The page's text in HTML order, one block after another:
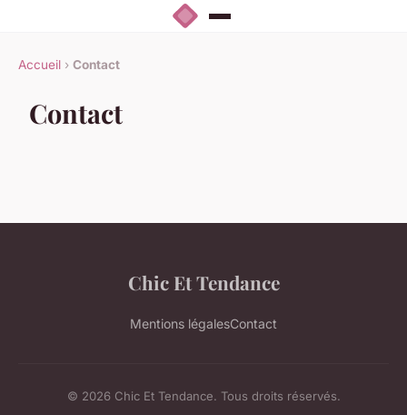
Accueil › Contact
Contact
Chic Et Tendance
Mentions légalesContact
© 2026 Chic Et Tendance. Tous droits réservés.